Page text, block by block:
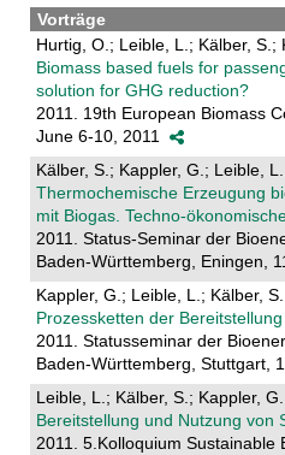
Vorträge
Hurtig, O.; Leible, L.; Kälber, S.;
Biomass based fuels for
solution for GHG reduction?
2011. 19th European Biomass
June 6-10, 2011
Kälber, S.; Kappler, G.; Leible, L.
Thermochemische Erzeugung
mit Biogas. Techno-
2011. Status-Seminar der
Baden-Württemberg, Eningen,
Kappler, G.; Leible, L.; Kälber,
Prozessketten der
2011. Statusseminar der
Baden-Württemberg, Stuttgart,
Leible, L.; Kälber, S.; Kappler,
Bereitstellung und Nutzung von
2011. 5.Kolloquium Sustainable